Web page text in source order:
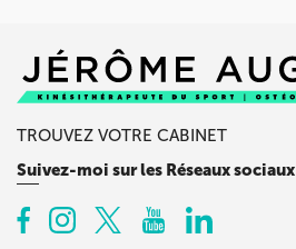
TROUVEZ VOTRE CABINET
Suivez-moi sur les Réseaux sociaux